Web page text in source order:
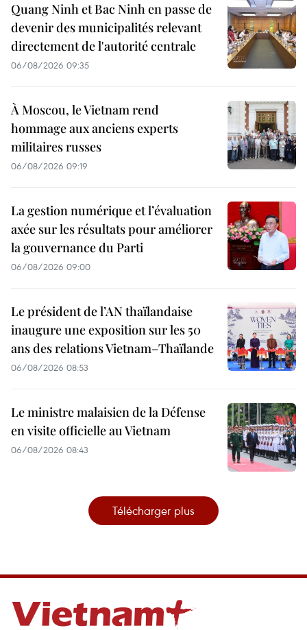
Quang Ninh et Bac Ninh en passe de
devenir des municipalités relevant
directement de l'autorité centrale
06/08/2026 09:35
À Moscou, le Vietnam rend
hommage aux anciens experts
militaires russes
06/08/2026 09:19
La gestion numérique et l’évaluation
axée sur les résultats pour améliorer
la gouvernance du Parti
06/08/2026 09:00
Le président de l’AN thaïlandaise
inaugure une exposition sur les 50
ans des relations Vietnam–Thaïlande
06/08/2026 08:53
Le ministre malaisien de la Défense
en visite officielle au Vietnam
06/08/2026 08:43
Télécharger plus